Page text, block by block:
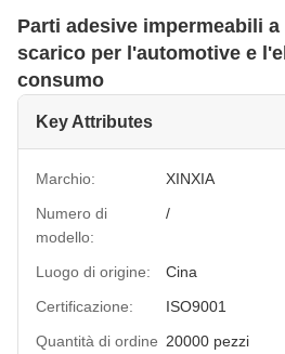
Parti adesive impermeabili
scarico per l'automotive e
consumo
Key Attributes
Marchio:
XINXIA
Numero di
modello:
/
Luogo di origine:
Cina
Certificazione:
ISO9001
Quantità di ordine 20000 pezzi